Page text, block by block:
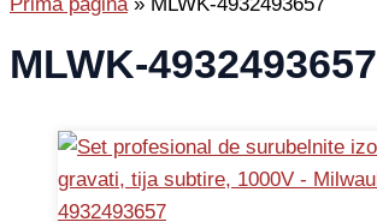
MLWK-4932493657